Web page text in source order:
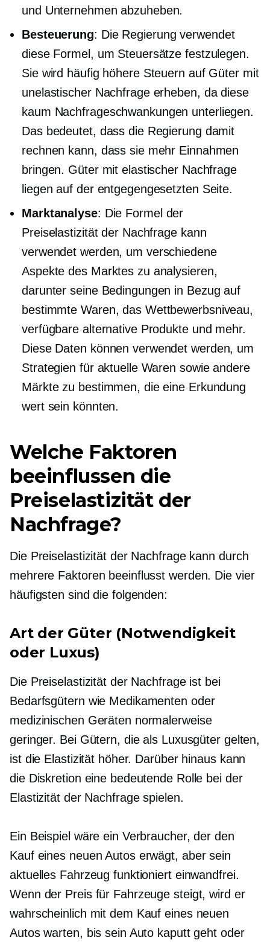
und Unternehmen abzuheben.
Besteuerung: Die Regierung verwendet
diese Formel, um Steuersätze festzulegen.
Sie wird häufig höhere Steuern auf Güter mit
unelastischer Nachfrage erheben, da diese
kaum Nachfrageschwankungen unterliegen.
Das bedeutet, dass die Regierung damit
rechnen kann, dass sie mehr Einnahmen
bringen. Güter mit elastischer Nachfrage
liegen auf der entgegengesetzten Seite.
Marktanalyse: Die Formel der
Preiselastizität der Nachfrage kann
verwendet werden, um verschiedene
Aspekte des Marktes zu analysieren,
darunter seine Bedingungen in Bezug auf
bestimmte Waren, das Wettbewerbsniveau,
verfügbare alternative Produkte und mehr.
Diese Daten können verwendet werden, um
Strategien für aktuelle Waren sowie andere
Märkte zu bestimmen, die eine Erkundung
wert sein könnten.
Welche Faktoren
beeinflussen die
Preiselastizität der
Nachfrage?
Die Preiselastizität der Nachfrage kann durch
mehrere Faktoren beeinflusst werden. Die vier
häufigsten sind die folgenden:
Art der Güter (Notwendigkeit
oder Luxus)
Die Preiselastizität der Nachfrage ist bei
Bedarfsgütern wie Medikamenten oder
medizinischen Geräten normalerweise
geringer. Bei Gütern, die als Luxusgüter gelten,
ist die Elastizität höher. Darüber hinaus kann
die Diskretion eine bedeutende Rolle bei der
Elastizität der Nachfrage spielen.
Ein Beispiel wäre ein Verbraucher, der den
Kauf eines neuen Autos erwägt, aber sein
aktuelles Fahrzeug funktioniert einwandfrei.
Wenn der Preis für Fahrzeuge steigt, wird er
wahrscheinlich mit dem Kauf eines neuen
Autos warten, bis sein Auto kaputt geht oder